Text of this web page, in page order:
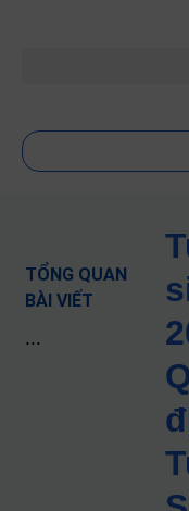
TỔNG QUAN
BÀI VIẾT
...